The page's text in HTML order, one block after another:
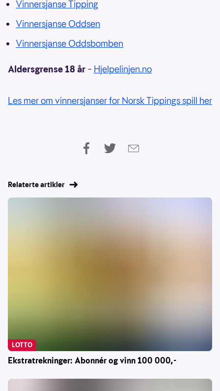
Vinnersjanse Tipping
Vinnersjanse Oddsen
Vinnersjanse Oddsbomben
Aldersgrense 18 år – Hjelpelinjen.no
Les mer om vinnersjanser for Norsk Tippings spill her
Relaterte artikler
Ekstratrekninger: Abonnér og vinn 100 000,-
LOTTO